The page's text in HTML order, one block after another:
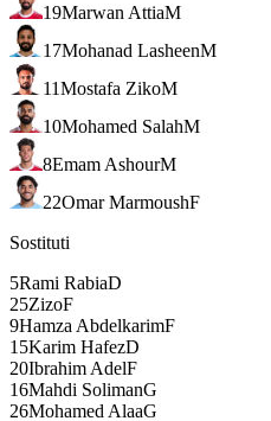
19Marwan AttiaM
17Mohanad LasheenM
11Mostafa ZikoM
10Mohamed SalahM
8Emam AshourM
22Omar MarmoushF
Sostituti
5Rami RabiaD
25ZizoF
9Hamza AbdelkarimF
15Karim HafezD
20Ibrahim AdelF
16Mahdi SolimanG
26Mohamed AlaaG